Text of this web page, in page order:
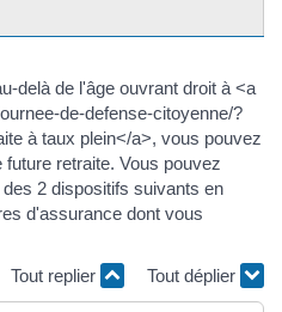
delà de l'âge ouvrant droit à <a
de-defense-citoyenne/?
à taux plein</a>, vous pouvez
retraite. Vous pouvez
2 dispositifs suivants en
d'assurance dont vous
Tout replier
Tout déplier